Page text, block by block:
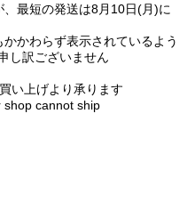
最短の発送は8月10日(月)に
かわらず表示されているよう
し訳ございません
い上げより承ります
shop cannot ship